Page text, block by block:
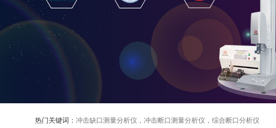
热门关键词： 冲击缺口测量分析仪，冲击断口测量分析仪，综合断口分析仪